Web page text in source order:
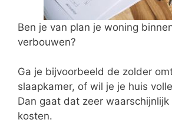
Ben je van plan je woning
verbouwen?
Ga je bijvoorbeeld de zolder
slaapkamer, of wil je je huis
Dan gaat dat zeer
kosten.